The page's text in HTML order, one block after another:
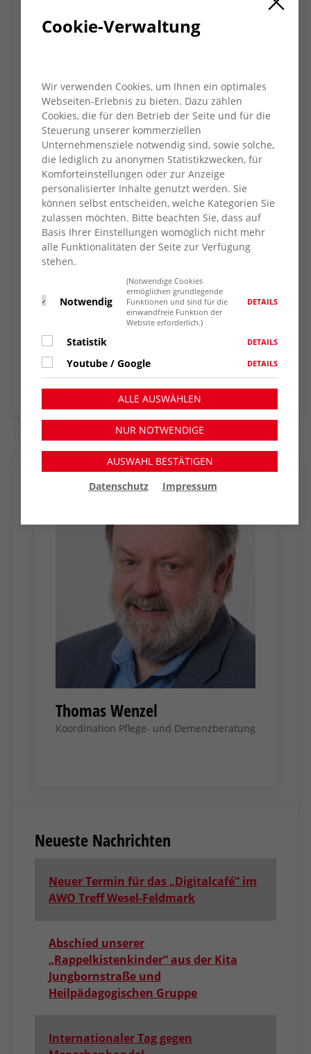
Downloads
Blickpunkte Demenz
1. HJ 2022
ZURÜCK ZUR
Thomas Wenzel
Koordination Pflege- und Demenzberatung
Neueste Nachrichten
Neuer Termin für das „Digitalcafé” im
AWO Treff Wesel-Feldmark
Abschied unserer
„Rappelkistenkinder“ aus der Kita
Jungbornstraße und
Heilpädagogischen Gruppe
Internationaler Tag gegen
Cookie-Verwaltung
Wir verwenden Cookies, um Ihnen ein optimales
Webseiten-Erlebnis zu bieten. Dazu zählen
Cookies, die für den Betrieb der Seite und für die
Steuerung unserer kommerziellen
Unternehmensziele notwendig sind, sowie solche,
die lediglich zu anonymen Statistikzwecken, für
Komforteinstellungen oder zur Anzeige
personalisierter Inhalte genutzt werden. Sie
können selbst entscheiden, welche Kategorien Sie
zulassen möchten. Bitte beachten Sie, dass auf
Basis Ihrer Einstellungen womöglich nicht mehr
alle Funktionalitäten der Seite zur Verfügung
stehen.
Notwendig
(Notwendige Cookies
ermöglichen grundlegende
Funktionen und sind für die
einwandfreie Funktion der
Website erforderlich.)
DETAILS
Statistik DETAILS
Youtube / Google DETAILS
ALLE AUSWÄHLEN
NUR NOTWENDIGE
AUSWAHL BESTÄTIGEN
Datenschutz
Impressum